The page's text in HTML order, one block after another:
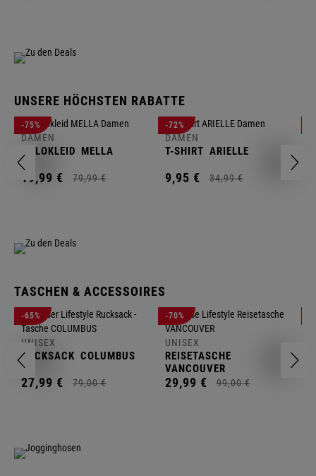
UNSERE HÖCHSTEN RABATTE
-75%
DAMEN
POLOKLEID MELLA
19,99 € 79,99 €
-72%
DAMEN
T-SHIRT ARIELLE
9,95 € 34,99 €
TASCHEN & ACCESSOIRES
-65%
UNISEX
RUCKSACK COLUMBUS
27,99 € 79,00 €
-70%
UNISEX
REISETASCHE
VANCOUVER
29,99 € 99,00 €